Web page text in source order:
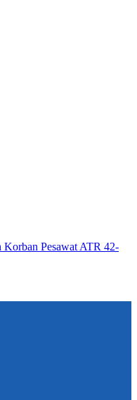
Korban Pesawat ATR 42-